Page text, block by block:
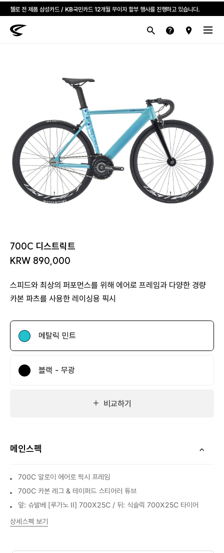
첼로 전 제품 삼성카드 / KB국민카드 12개월 무이자 할부 행사를 진행하고 있습니다.
700C 디스트릭트
KRW 890,000
스피드와 최상의 퍼포먼스를 위해 에어로 프레임과 다양한 경량
카본 파츠를 사용한 레이싱용 픽시
메탈릭 민트
블랙 - 무광
비교하기
메인스펙
700C 알로이 에어로 픽시 프레임
700C 카본 레그 & 테이퍼드 스티어러 튜브
앞: 슈발베 [루가노 II] 700X25C / 뒤: 식슬릭 700X25C 타이어
상세스펙 보기